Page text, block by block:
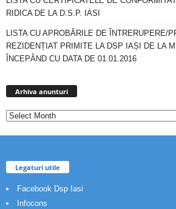
RIDICA DE LA D.S.P. IASI
LISTA CU APROBĂRILE DE ÎNTRERUPERE/
REZIDENȚIAT PRIMITE LA DSP IAȘI DE LA
ÎNCEPÂND CU DATA DE 01.01.2016
Arhiva anunturi
Legaturi utile
Facebook Dsp Iasi
Infocons